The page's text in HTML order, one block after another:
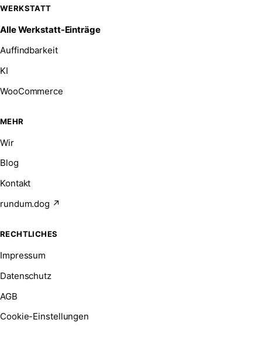
WERKSTATT
Alle Werkstatt-Einträge
Auffindbarkeit
KI
WooCommerce
MEHR
Wir
Blog
Kontakt
rundum.dog ↗
RECHTLICHES
Impressum
Datenschutz
AGB
Cookie-Einstellungen